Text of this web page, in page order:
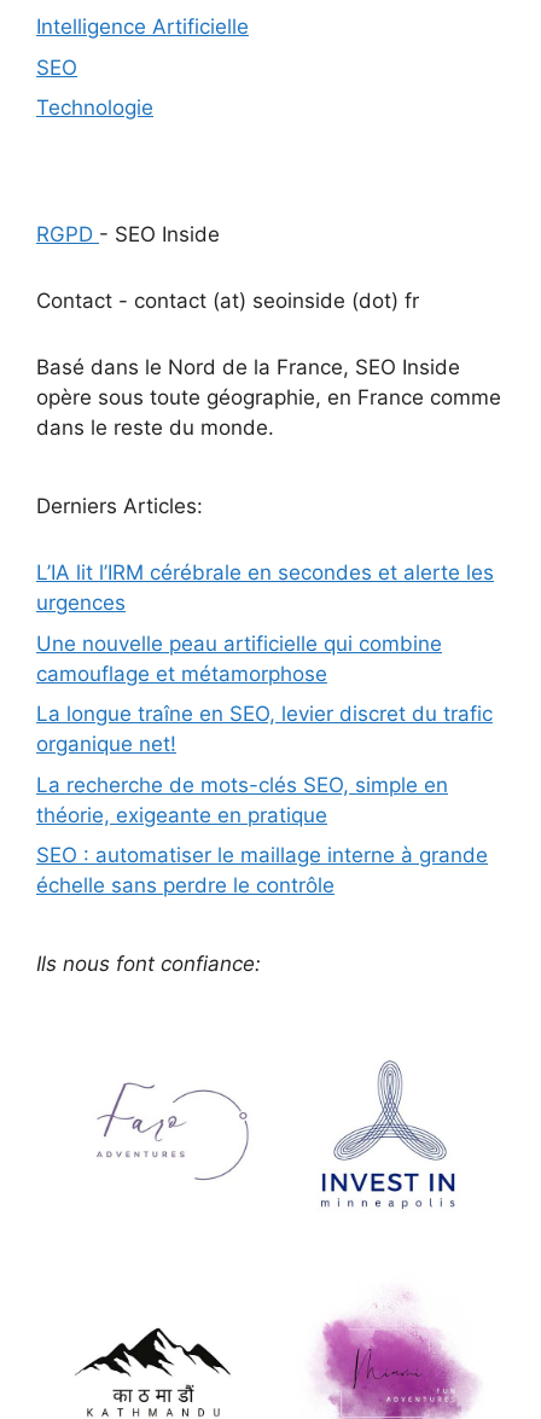
Intelligence Artificielle
SEO
Technologie
RGPD - SEO Inside
Contact - contact (at) seoinside (dot) fr
Basé dans le Nord de la France, SEO Inside
opère sous toute géographie, en France comme
dans le reste du monde.
Derniers Articles:
L’IA lit l’IRM cérébrale en secondes et alerte les
urgences
Une nouvelle peau artificielle qui combine
camouflage et métamorphose
La longue traîne en SEO, levier discret du trafic
organique net!
La recherche de mots-clés SEO, simple en
théorie, exigeante en pratique
SEO : automatiser le maillage interne à grande
échelle sans perdre le contrôle
Ils nous font confiance: